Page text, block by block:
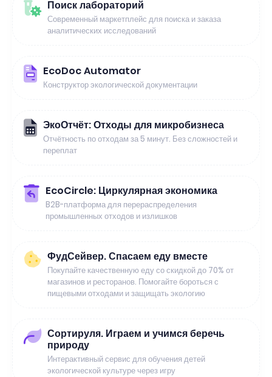
Поиск лабораторий
Современный маркетплейс для поиска и заказа
аналитических исследований
EcoDoc Automator
Конструктор экологической документации
ЭкоОтчёт: Отходы для микробизнеса
Отчётность по отходам за 5 минут. Без сложностей и
переплат
EcoCircle: Циркулярная экономика
B2B-платформа для перераспределения
промышленных отходов и излишков
ФудСейвер. Спасаем еду вместе
Покупайте качественную еду со скидкой до 70% от
магазинов и ресторанов. Помогайте бороться с
пищевыми отходами и защищать экологию
Сортируля. Играем и учимся беречь
природу
Интерактивный сервис для обучения детей
экологической культуре через игру